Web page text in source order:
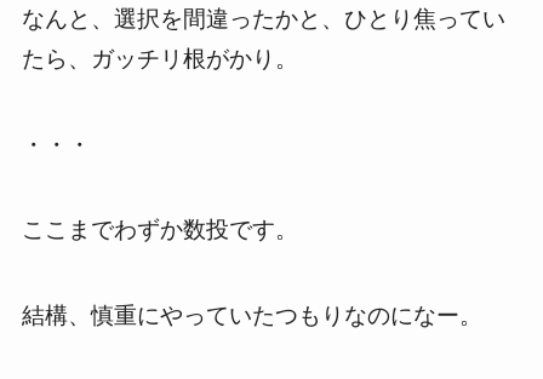
なんと、選択を間違ったかと、ひとり焦ってい
たら、ガッチリ根がかり。
・・・
ここまでわずか数投です。
結構、慎重にやっていたつもりなのになー。